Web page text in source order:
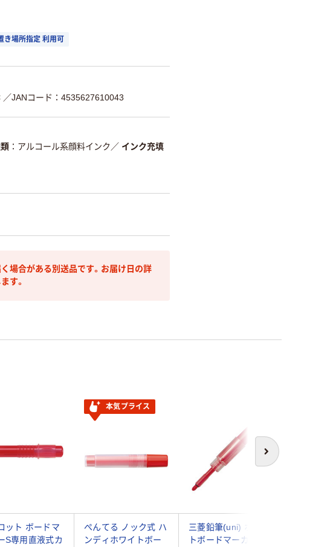
き場所指定 利用可
／JANコード：4535627610043
アルコール系顔料インク ／ インク充填
場合がある別送品です。お届け日の詳
す。
次へ
本気プライス
ット ボードマ
S専用直液式カ
ぺんてる ノック式 ハ
ンディホワイトボー
三菱鉛筆(uni) ホワイ
トボードマーカー お